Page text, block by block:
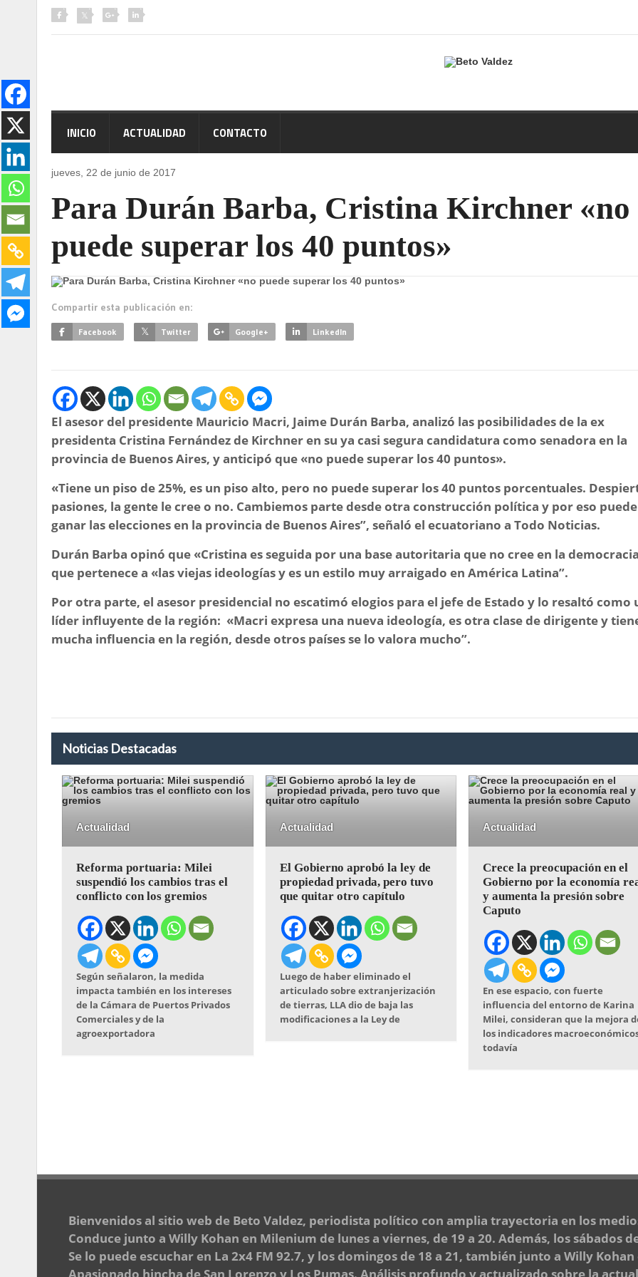
INICIO ACTUALIDAD CONTACTO
jueves, 22 de junio de 2017
Para Durán Barba, Cristina Kirchner «no
puede superar los 40 puntos»
Compartir esta publicación en:
Facebook Twitter Google+ LinkedIn
El asesor del presidente Mauricio Macri, Jaime Durán Barba, analizó las posibilidades de la ex
presidenta Cristina Fernández de Kirchner en su ya casi segura candidatura como senadora en la
provincia de Buenos Aires, y anticipó que «no puede superar los 40 puntos».
«Tiene un piso de 25%, es un piso alto, pero no puede superar los 40 puntos porcentuales.
pasiones, la gente le cree o no. Cambiemos parte desde otra construcción política y por eso puede
ganar las elecciones en la provincia de Buenos Aires”, señaló el ecuatoriano a Todo Noticias.
Durán Barba opinó que «Cristina es seguida por una base autoritaria que no cree en la
que pertenece a «las viejas ideologías y es un estilo muy arraigado en América Latina”.
Por otra parte, el asesor presidencial no escatimó elogios para el jefe de Estado y lo resaltó como
líder influyente de la región: «Macri expresa una nueva ideología, es otra clase de dirigente y
mucha influencia en la región, desde otros países se lo valora mucho”.
Noticias Destacadas
Actualidad
Reforma portuaria: Milei
suspendió los cambios tras el
conflicto con los gremios
Según señalaron, la medida
impacta también en los intereses
de la Cámara de Puertos Privados
Comerciales y de la
agroexportadora
Actualidad
El Gobierno aprobó la ley de
propiedad privada, pero tuvo
que quitar otro capítulo
Luego de haber eliminado el
articulado sobre extranjerización
de tierras, LLA dio de baja las
modificaciones a la Ley de
Actualidad
Crece la preocupación en el
Gobierno por la economía
y aumenta la presión sobre
Caputo
En ese espacio, con fuerte
influencia del entorno de Karina
Milei, consideran que la mejora
los indicadores
todavía
Bienvenidos al sitio web de Beto Valdez, periodista político con amplia trayectoria en los
Conduce junto a Willy Kohan en Milenium de lunes a viernes, de 19 a 20. Además, los sábados
Se lo puede escuchar en La 2x4 FM 92.7, y los domingos de 18 a 21, también junto a Willy